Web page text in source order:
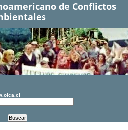
de Conflictos